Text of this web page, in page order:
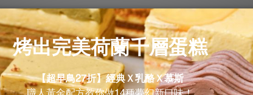
是口感都讓我覺得很棒，還好報名了這個課程，現在